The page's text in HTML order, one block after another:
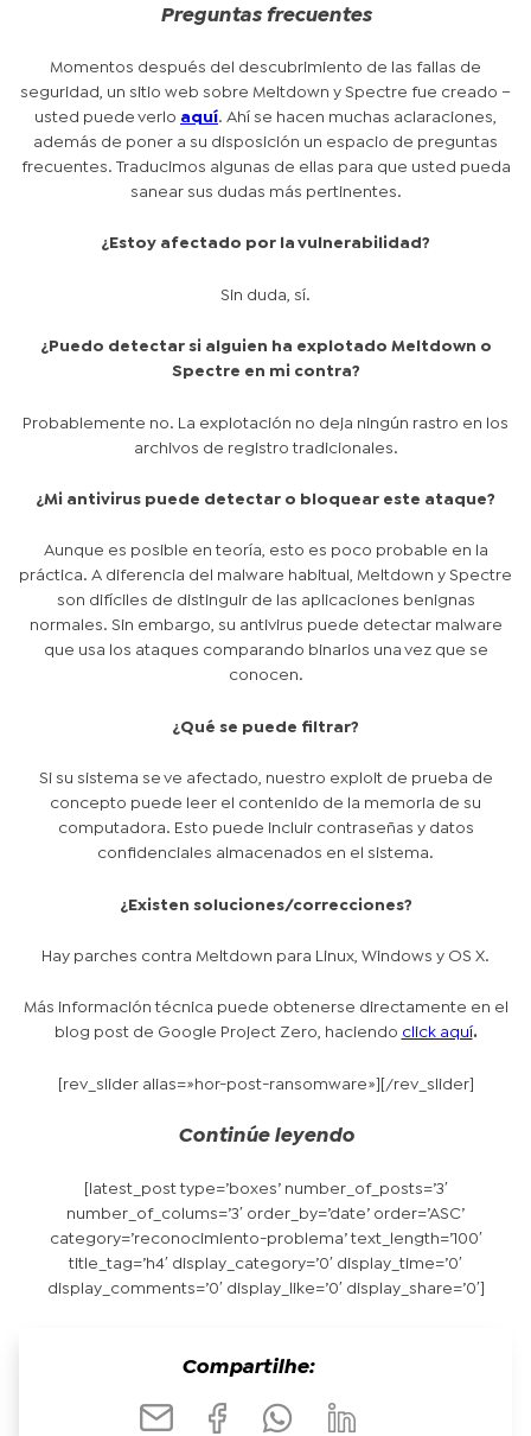
Preguntas frecuentes
Momentos después del descubrimiento de las fallas de
seguridad, un sitio web sobre Meltdown y Spectre fue creado –
usted puede verlo aquí. Ahí se hacen muchas aclaraciones,
además de poner a su disposición un espacio de preguntas
frecuentes. Traducimos algunas de ellas para que usted pueda
sanear sus dudas más pertinentes.
¿Estoy afectado por la vulnerabilidad?
Sin duda, sí.
¿Puedo detectar si alguien ha explotado Meltdown o
Spectre en mi contra?
Probablemente no. La explotación no deja ningún rastro en los
archivos de registro tradicionales.
¿Mi antivirus puede detectar o bloquear este ataque?
Aunque es posible en teoría, esto es poco probable en la
práctica. A diferencia del malware habitual, Meltdown y Spectre
son difíciles de distinguir de las aplicaciones benignas
normales. Sin embargo, su antivirus puede detectar malware
que usa los ataques comparando binarios una vez que se
conocen.
¿Qué se puede filtrar?
Si su sistema se ve afectado, nuestro exploit de prueba de
concepto puede leer el contenido de la memoria de su
computadora. Esto puede incluir contraseñas y datos
confidenciales almacenados en el sistema.
¿Existen soluciones/correcciones?
Hay parches contra Meltdown para Linux, Windows y OS X.
Más información técnica puede obtenerse directamente en el
blog post de Google Project Zero , haciendo click aquí.
[rev_slider alias=»hor-post-ransomware»][/rev_slider]
Continúe leyendo
[latest_post type=’boxes’ number_of_posts=’3′
number_of_colums=’3′ order_by=’date’ order=’ASC’
category=’reconocimiento-problema’ text_length=’100′
title_tag=’h4′ display_category=’0′ display_time=’0′
display_comments=’0′ display_like=’0′ display_share=’0′]
Compartilhe: